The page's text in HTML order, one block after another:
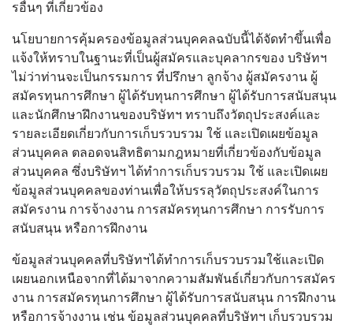
รอื่นๆ ที่เกี่ยวข้อง
นโยบายการคุ้มครองข้อมูลส่วนบุคคลฉบับนี้ได้จัดทำขึ้นเพื่อ
แจ้งให้ทราบในฐานะที่เป็นผู้สมัครและบุคลากรของ บริษัทฯ
ไม่ว่าท่านจะเป็นกรรมการ ที่ปรึกษา ลูกจ้าง ผู้สมัครงาน ผู้
สมัครทุนการศึกษา ผู้ได้รับทุนการศึกษา ผู้ได้รับการสนับสนุน
และนักศึกษาฝึกงานของบริษัทฯ ทราบถึงวัตถุประสงค์และ
รายละเอียดเกี่ยวกับการเก็บรวบรวม ใช้ และเปิดเผยข้อมูล
ส่วนบุคคล ตลอดจนสิทธิตามกฎหมายที่เกี่ยวข้องกับข้อมูล
ส่วนบุคคล ซึ่งบริษัทฯ ได้ทำการเก็บรวบรวม ใช้ และเปิดเผย
ข้อมูลส่วนบุคคลของท่านเพื่อให้บรรลุวัตถุประสงค์ในการ
สมัครงาน การจ้างงาน การสมัครทุนการศึกษา การรับการ
สนับสนุน หรือการฝึกงาน
ข้อมูลส่วนบุคคลที่บริษัทฯได้ทำการเก็บรวบรวมใช้และเปิด
เผยนอกเหนือจากที่ได้มาจากความสัมพันธ์เกี่ยวกับการสมัคร
งาน การสมัครทุนการศึกษา ผู้ได้รับการสนับสนุน การฝึกงาน
หรือการจ้างงาน เช่น ข้อมูลส่วนบุคคลที่บริษัทฯ เก็บรวบรวม